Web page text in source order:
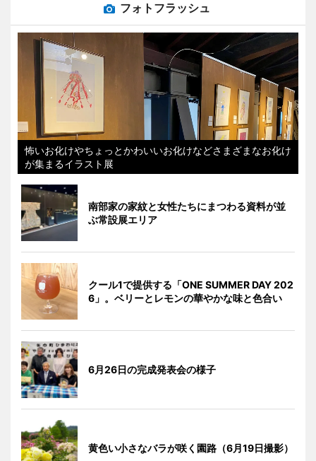
フォトフラッシュ
怖いお化けやちょっとかわいいお化けなどさまざまなお化け
が集まるイラスト展
南部家の家紋と女性たちにまつわる資料が並
ぶ常設展エリア
クール1で提供する「ONE SUMMER DAY 202
6」。ベリーとレモンの華やかな味と色合い
6月26日の完成発表会の様子
黄色い小さなバラが咲く園路（6月19日撮影）